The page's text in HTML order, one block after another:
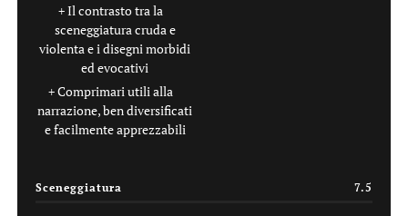
Sceneggiatura 7.5
Il contrasto tra la
sceneggiatura cruda e
violenta e i disegni morbidi
ed evocativi
Comprimari utili alla
narrazione, ben diversificati
e facilmente apprezzabili